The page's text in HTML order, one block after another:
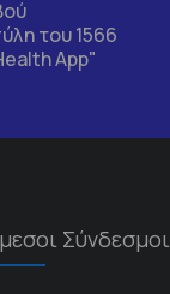
του 1566
App"
Σύνδεσμοι